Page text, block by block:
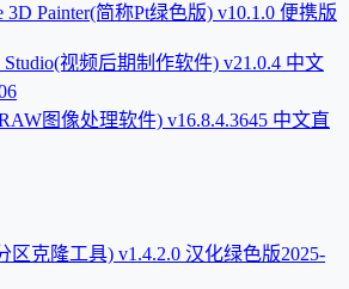
3D Painter(简称Pt绿色版) v10.1.0 便携版
Studio(视频后期制作软件) v21.0.4 中文
图像处理软件) v16.8.4.3645 中文直
区克隆工具) v1.4.2.0 汉化绿色版2025-